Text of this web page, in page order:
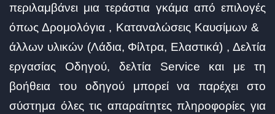
περιλαμβάνει μια τεράστια γκάμα από επιλογές
όπως Δρομολόγια , Καταναλώσεις Καυσίμων &
άλλων υλικών (Λάδια, Φίλτρα, Ελαστικά) , Δελτία
εργασίας Οδηγού, δελτία Service και με τη
βοήθεια του οδηγού μπορεί να παρέχει στο
σύστημα όλες τις απαραίτητες πληροφορίες για